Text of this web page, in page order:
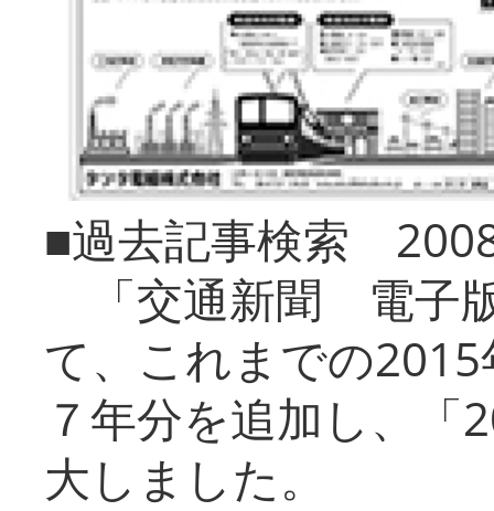
■過去記事検索
「交通新聞 電子
て、これまでの
７年分を追加し、「
大しまし